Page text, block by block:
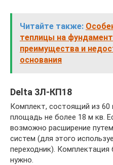
Читайте также:
теплицы на
преимущества и
основания
Delta 3Л-КП18
Комплект, состоящий из 60
площадь не более 18 м кв.
возможно расширение
систем (для этого
переходник). Комплектация
нужно.